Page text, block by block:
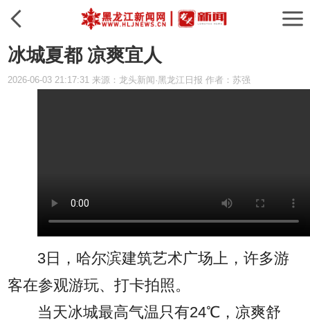
冰城夏都 凉爽宜人
2026-06-03 21:17:31 来源：龙头新闻·黑龙江日报 作者：苏强
3日，哈尔滨建筑艺术广场上，许多游
客在参观游玩、打卡拍照。
当天冰城最高气温只有24℃，凉爽舒